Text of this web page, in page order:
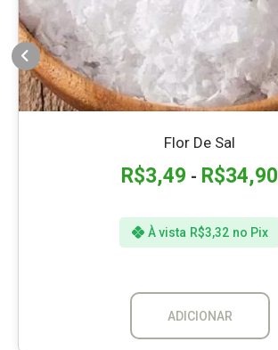
Flor De Sal
R$3,49 - R$34,90
À vista R$3,32 no Pix
ADICIONAR